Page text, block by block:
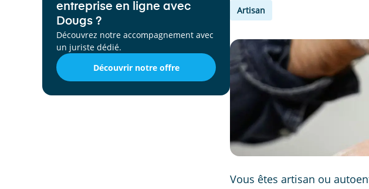
entreprise en ligne avec
Dougs ?
Découvrez notre accompagnement avec
un juriste dédié.
Découvrir notre offre
Artisan
Vous êtes artisan ou